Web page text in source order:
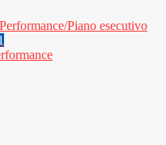
Piano esecutivo